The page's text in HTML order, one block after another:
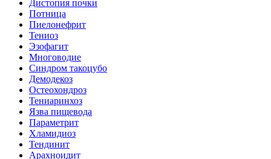
Дистопия почки
Потница
Пиелонефрит
Тениоз
Эзофагит
Многоводие
Синдром такоцубо
Демодекоз
Остеохондроз
Тениаринхоз
Язва пищевода
Параметрит
Хламидиоз
Тендинит
Арахноидит